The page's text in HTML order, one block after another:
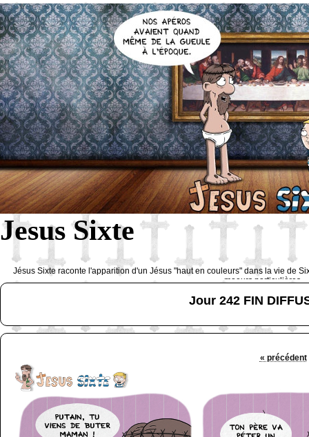
Jesus Sixte
Jésus Sixte raconte l'apparition d'un Jésus "haut en couleurs" dans la vie de
moeurs particulières
Jour 242 FIN
« précédent